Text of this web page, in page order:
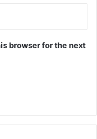
browser for the next